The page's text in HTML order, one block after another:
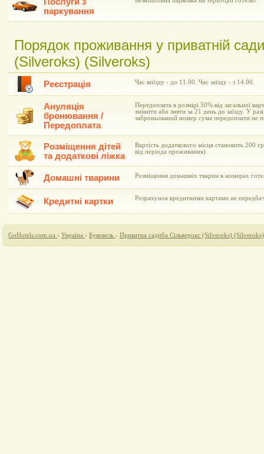
паркування
Порядок проживання у приватній
(Silveroks) (Silveroks)
Реєстрація Час виїзду - до 11.00. Час заїзду - з 14.00.
Ануляція
бронювання /
Передоплата
Передоплата в розмірі 50% від загальної
змінити або зняти за 21 день до заїзду. У
заброньований номер сума передоплати не
Розміщення дітей
та додаткові ліжка
Вартість додаткового місця становить 200
від періода проживання).
Домашні тварини Розміщення домашніх тварин в номерах
Кредитні картки Розрахунок кредитними картами не
GoHotels.com.ua › Україна › Буковель › Приватна садиба Сільверокс (Silveroks) (Silveroks)